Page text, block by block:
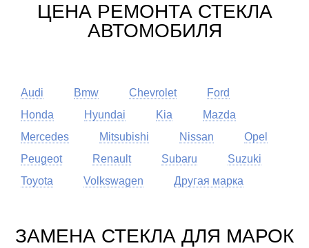
ЦЕНА РЕМОНТА СТЕКЛА
АВТОМОБИЛЯ
Audi Bmw Chevrolet
Ford
Honda
Hyundai Kia
Mazda
Mercedes
Mitsubishi Nissan
Opel
Peugeot
Renault Subaru
Suzuki
Toyota
Volkswagen Другая марка
ЗАМЕНА СТЕКЛА ДЛЯ МАРОК